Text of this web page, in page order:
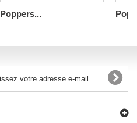
Poppers...